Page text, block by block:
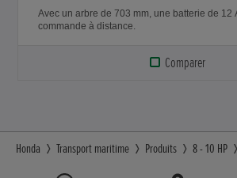
Avec un arbre de 703 mm, une batterie de 12
commande à distance.
Comparer
Honda Transport maritime Produits 8 - 10 HP